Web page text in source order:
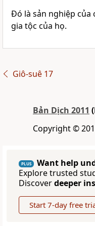
Ðó là sản nghiệp của
gia tộc của họ.
Giô-suê 17
Bản Dịch 2011
Copyright ©
PLUS
Want help
Explore trusted
Discoverdeeper
Start 7-day free